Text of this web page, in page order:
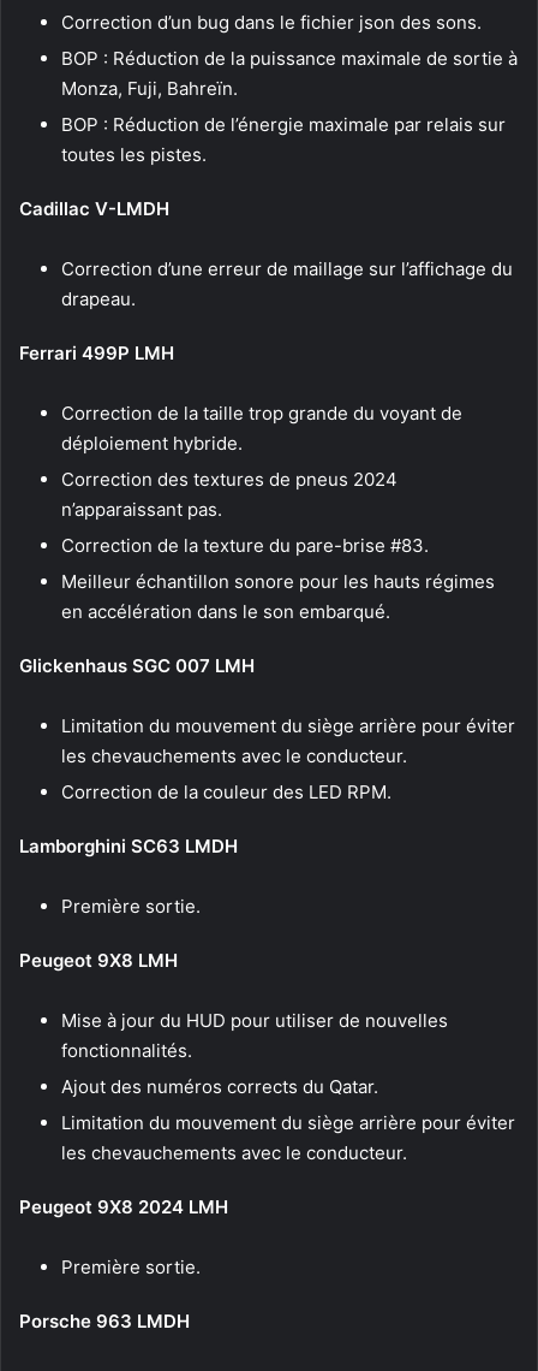
Correction d’un bug dans le fichier json des sons.
BOP : Réduction de la puissance maximale de sortie à
Monza, Fuji, Bahreïn.
BOP : Réduction de l’énergie maximale par relais sur
toutes les pistes.
Cadillac V-LMDH
Correction d’une erreur de maillage sur l’affichage du
drapeau.
Ferrari 499P LMH
Correction de la taille trop grande du voyant de
déploiement hybride.
Correction des textures de pneus 2024
n’apparaissant pas.
Correction de la texture du pare-brise #83.
Meilleur échantillon sonore pour les hauts régimes
en accélération dans le son embarqué.
Glickenhaus SGC 007 LMH
Limitation du mouvement du siège arrière pour éviter
les chevauchements avec le conducteur.
Correction de la couleur des LED RPM.
Lamborghini SC63 LMDH
Première sortie.
Peugeot 9X8 LMH
Mise à jour du HUD pour utiliser de nouvelles
fonctionnalités.
Ajout des numéros corrects du Qatar.
Limitation du mouvement du siège arrière pour éviter
les chevauchements avec le conducteur.
Peugeot 9X8 2024 LMH
Première sortie.
Porsche 963 LMDH